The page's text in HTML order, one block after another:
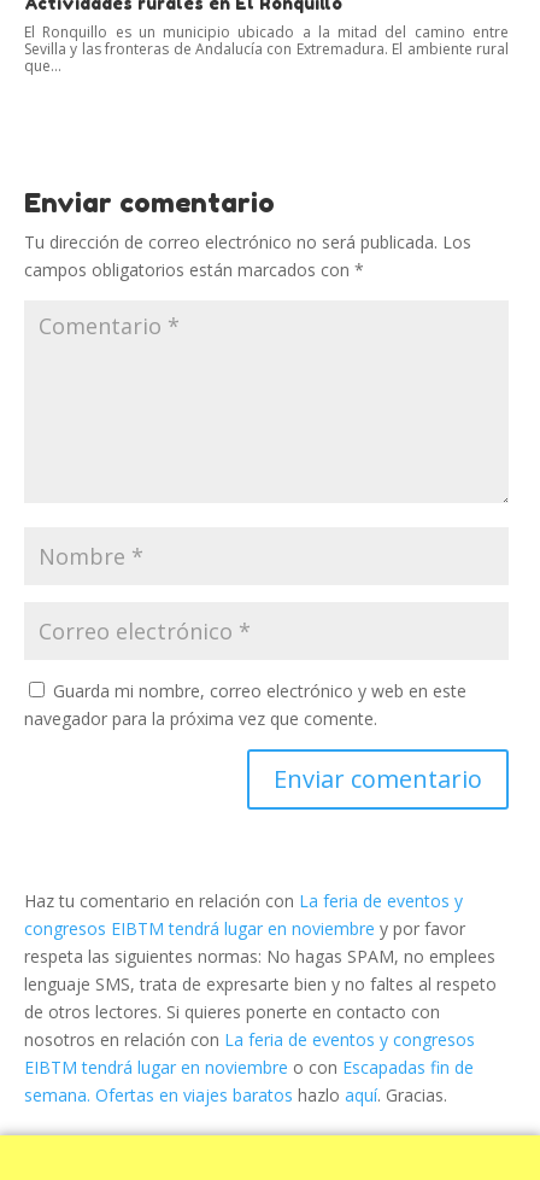
El Ronquillo es un municipio ubicado a la mitad del camino entre
Sevilla y las fronteras de Andalucía con Extremadura. El ambiente rural
que...
Enviar comentario
Tu dirección de correo electrónico no será publicada. Los
campos obligatorios están marcados con *
Guarda mi nombre, correo electrónico y web en este
navegador para la próxima vez que comente.
Haz tu comentario en relación con La feria de eventos y
congresos EIBTM tendrá lugar en noviembre y por favor
respeta las siguientes normas: No hagas SPAM, no emplees
lenguaje SMS, trata de expresarte bien y no faltes al respeto
de otros lectores. Si quieres ponerte en contacto con
nosotros en relación con La feria de eventos y congresos
EIBTM tendrá lugar en noviembre o con Escapadas fin de
semana. Ofertas en viajes baratos hazlo aquí. Gracias.